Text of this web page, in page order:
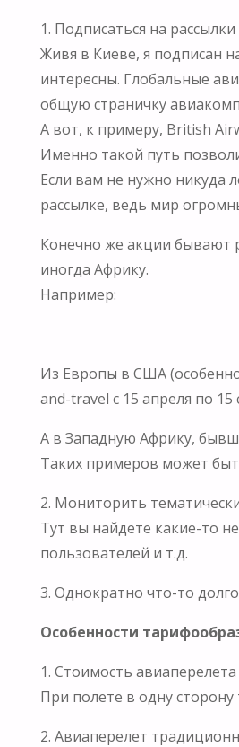
1. Подписаться на
Живя в Киеве, я подписан
интересны. Глобальные
общую страничку
А вот, к примеру, British
Именно такой путь
Если вам не нужно никуда
рассылке, ведь мир
Конечно же акции бывают
иногда Африку.
Например:
Из Европы в США
and-travel с 15 апреля по 15
А в Западную Африку,
Таких примеров может
2. Мониторить
Тут вы найдете какие-то
пользователей и т.д.
3. Однократно что-то
Особенности
1. Стоимость
При полете в одну сторону
2. Авиаперелет